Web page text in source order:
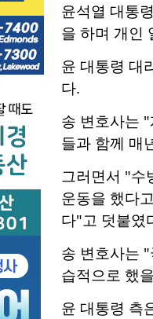
윤석열 대통
을 하며 개인
윤 대통령 대
다.
송 변호사는
들과 함께 매
그러면서 "수
운동을 했다
다"고 덧붙였
송 변호사는
습적으로 했
윤 대통령 측